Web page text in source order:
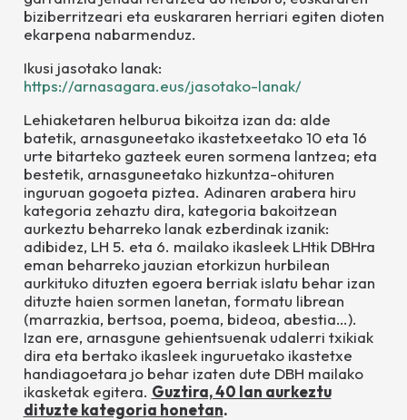
biziberritzeari eta euskararen herriari egiten dioten
ekarpena nabarmenduz.
Ikusi jasotako lanak:
https://arnasagara.eus/jasotako-lanak/
Lehiaketaren helburua bikoitza izan da: alde
batetik, arnasguneetako ikastetxeetako 10 eta 16
urte bitarteko gazteek euren sormena lantzea; eta
bestetik, arnasguneetako hizkuntza-ohituren
inguruan gogoeta piztea. Adinaren arabera hiru
kategoria zehaztu dira, kategoria bakoitzean
aurkeztu beharreko lanak ezberdinak izanik:
adibidez, LH 5. eta 6. mailako ikasleek LHtik DBHra
eman beharreko jauzian etorkizun hurbilean
aurkituko dituzten egoera berriak islatu behar izan
dituzte haien sormen lanetan, formatu librean
(marrazkia, bertsoa, poema, bideoa, abestia…).
Izan ere, arnasgune gehientsuenak udalerri txikiak
dira eta bertako ikasleek inguruetako ikastetxe
handiagoetara jo behar izaten dute DBH mailako
ikasketak egitera. Guztira, 40 lan aurkeztu
dituzte kategoria honetan.